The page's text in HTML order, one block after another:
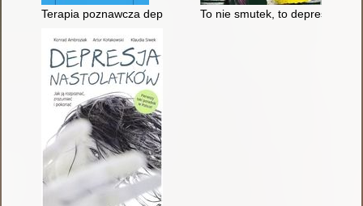
Terapia poznawcza depresji oparta na uważności : nowa
To nie smutek, to depresja :